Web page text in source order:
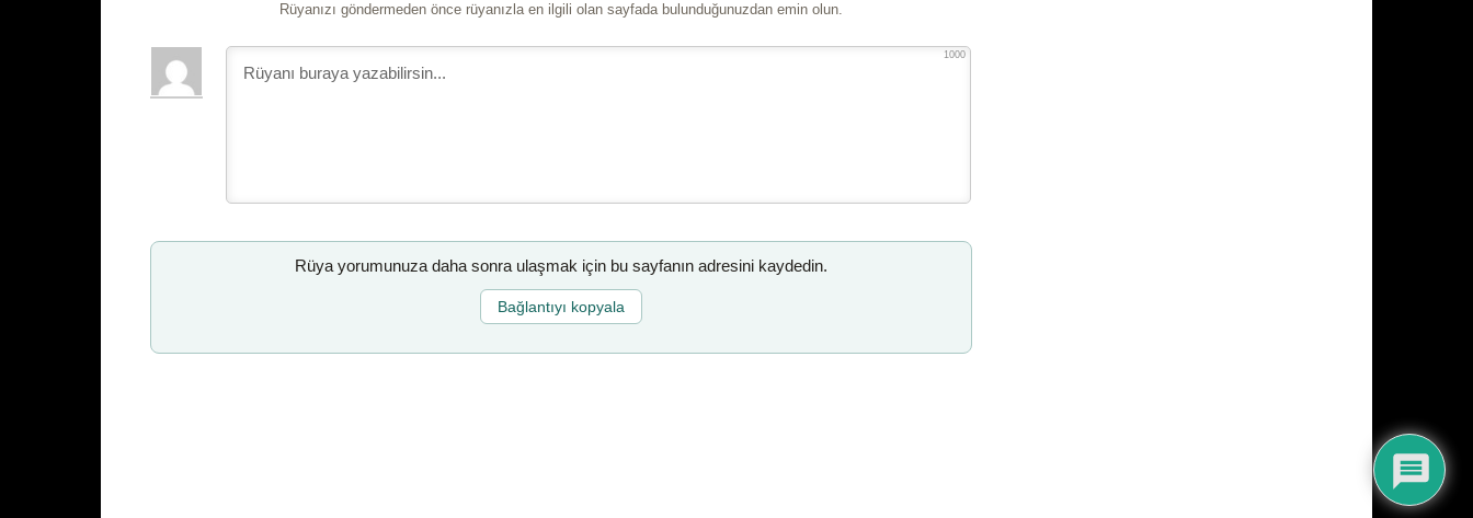
Rüyanızı göndermeden önce rüyanızla en ilgili olan sayfada bulunduğunuzdan emin olun.
1000
Rüya yorumunuza daha sonra ulaşmak için bu sayfanın adresini kaydedin.
Bağlantıyı kopyala